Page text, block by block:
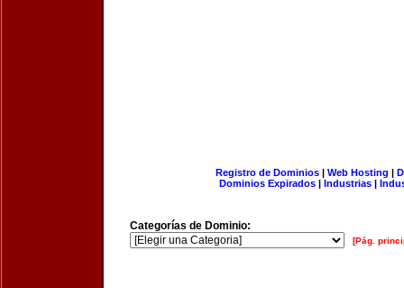
Registro de Dominios| Web Hosting |
Dominios Expirados | Industrias |
Categorías de Dominio:
[Pág.